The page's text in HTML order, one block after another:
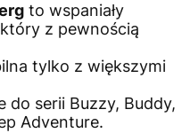
to wspaniały
z pewnością
tylko z większymi
do serii Buzzy, Buddy,
Adventure.